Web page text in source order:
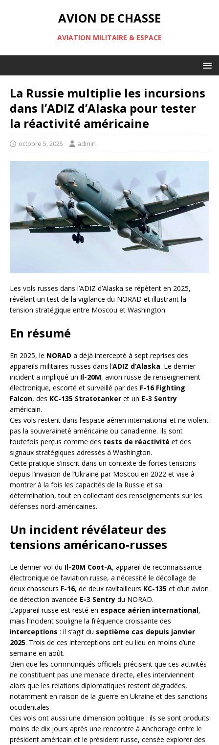
AVION DE CHASSE
AVIATION MILITAIRE & ESPACE
La Russie multiplie les incursions
dans l’ADIZ d’Alaska pour tester
la réactivité américaine
octobre 5, 2025 admin
Les vols russes dans l’ADIZ d’Alaska se répètent en 2025,
révélant un test de la vigilance du NORAD et illustrant la
tension stratégique entre Moscou et Washington.
En résumé
En 2025, le NORAD a déjà intercepté à sept reprises des
appareils militaires russes dans l’ADIZ d’Alaska. Le dernier
incident a impliqué un Il-20M, avion russe de renseignement
électronique, escorté et surveillé par des F-16 Fighting
Falcon, des KC-135 Stratotanker et un E-3 Sentry
américain.
Ces vols restent dans l’espace aérien international et ne violent
pas la souveraineté américaine ou canadienne. Ils sont
toutefois perçus comme des tests de réactivité et des
signaux stratégiques adressés à Washington.
Cette pratique s’inscrit dans un contexte de fortes tensions
depuis l’invasion de l’Ukraine par Moscou en 2022 et vise à
montrer à la fois les capacités de la Russie et sa
détermination, tout en collectant des renseignements sur les
défenses nord-américaines.
Un incident révélateur des
tensions américano-russes
Le dernier vol du Il-20M Coot-A, appareil de reconnaissance
électronique de l’aviation russe, a nécessité le décollage de
deux chasseurs F-16, de deux ravitailleurs KC-135 et d’un avion
de détection avancée E-3 Sentry du NORAD.
L’appareil russe est resté en espace aérien international,
mais l’incident souligne la fréquence croissante des
interceptions : il s’agit du septième cas depuis janvier
2025. Trois de ces interceptions ont eu lieu en moins d’une
semaine en août.
Bien que les communiqués officiels précisent que ces activités
ne constituent pas une menace directe, elles interviennent
alors que les relations diplomatiques restent dégradées,
notamment en raison de la guerre en Ukraine et des sanctions
occidentales.
Ces vols ont aussi une dimension politique : ils se sont produits
moins de dix jours après une rencontre à Anchorage entre le
président américain et le président russe, censée explorer des